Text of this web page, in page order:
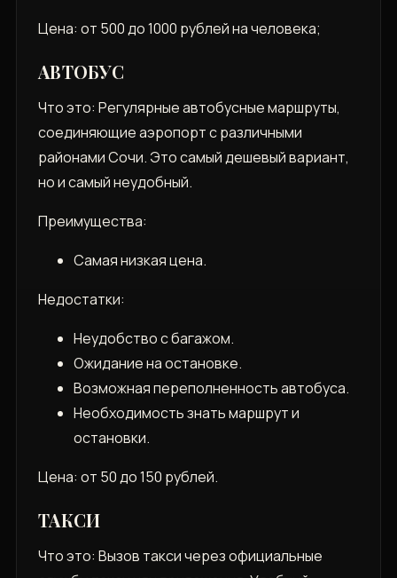
Цена: от 500 до 1000 рублей на человека;
АВТОБУС
Что это: Регулярные автобусные маршруты‚
соединяющие аэропорт с различными
районами Сочи. Это самый дешевый вариант‚
но и самый неудобный.
Преимущества:
Самая низкая цена.
Недостатки:
Неудобство с багажом.
Ожидание на остановке.
Возможная переполненность автобуса.
Необходимость знать маршрут и
остановки.
Цена: от 50 до 150 рублей.
ТАКСИ
Что это: Вызов такси через официальные